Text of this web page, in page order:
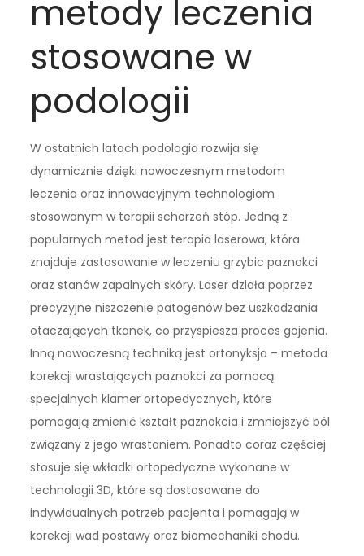
metody leczenia
stosowane w
podologii
W ostatnich latach podologia rozwija się
dynamicznie dzięki nowoczesnym metodom
leczenia oraz innowacyjnym technologiom
stosowanym w terapii schorzeń stóp. Jedną z
popularnych metod jest terapia laserowa, która
znajduje zastosowanie w leczeniu grzybic paznokci
oraz stanów zapalnych skóry. Laser działa poprzez
precyzyjne niszczenie patogenów bez uszkadzania
otaczających tkanek, co przyspiesza proces gojenia.
Inną nowoczesną techniką jest ortonyksja – metoda
korekcji wrastających paznokci za pomocą
specjalnych klamer ortopedycznych, które
pomagają zmienić kształt paznokcia i zmniejszyć ból
związany z jego wrastaniem. Ponadto coraz częściej
stosuje się wkładki ortopedyczne wykonane w
technologii 3D, które są dostosowane do
indywidualnych potrzeb pacjenta i pomagają w
korekcji wad postawy oraz biomechaniki chodu.